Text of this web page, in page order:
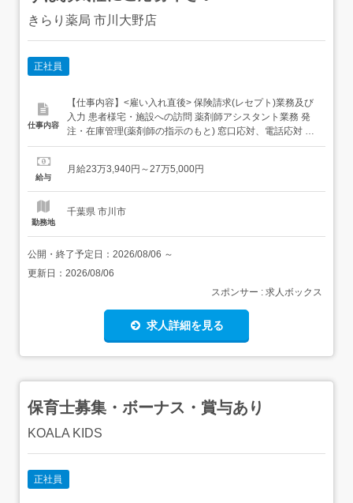
きらり薬局 市川大野店
正社員
仕事内容
【仕事内容】<雇い入れ直後> 保険請求(レセプト)業務及び
入力 患者様宅・施設への訪問 薬剤師アシスタント業務 発
注・在庫管理(薬剤師の指示のもと) 窓口応対、電話応対 店
舗運営業務在宅訪問業務メインとなります。<変更の範囲>
者で、配属店舗でOJT研修がありますのでご安心ください!
給与
月給23万3,940円～27万5,000円
勤務地
千葉県 市川市
公開・終了予定日： 2026/08/06 ～
更新日： 2026/08/06
スポンサー : 求人ボックス
求人詳細を見る
保育士募集・ボーナス・賞与あり
KOALA KIDS
正社員